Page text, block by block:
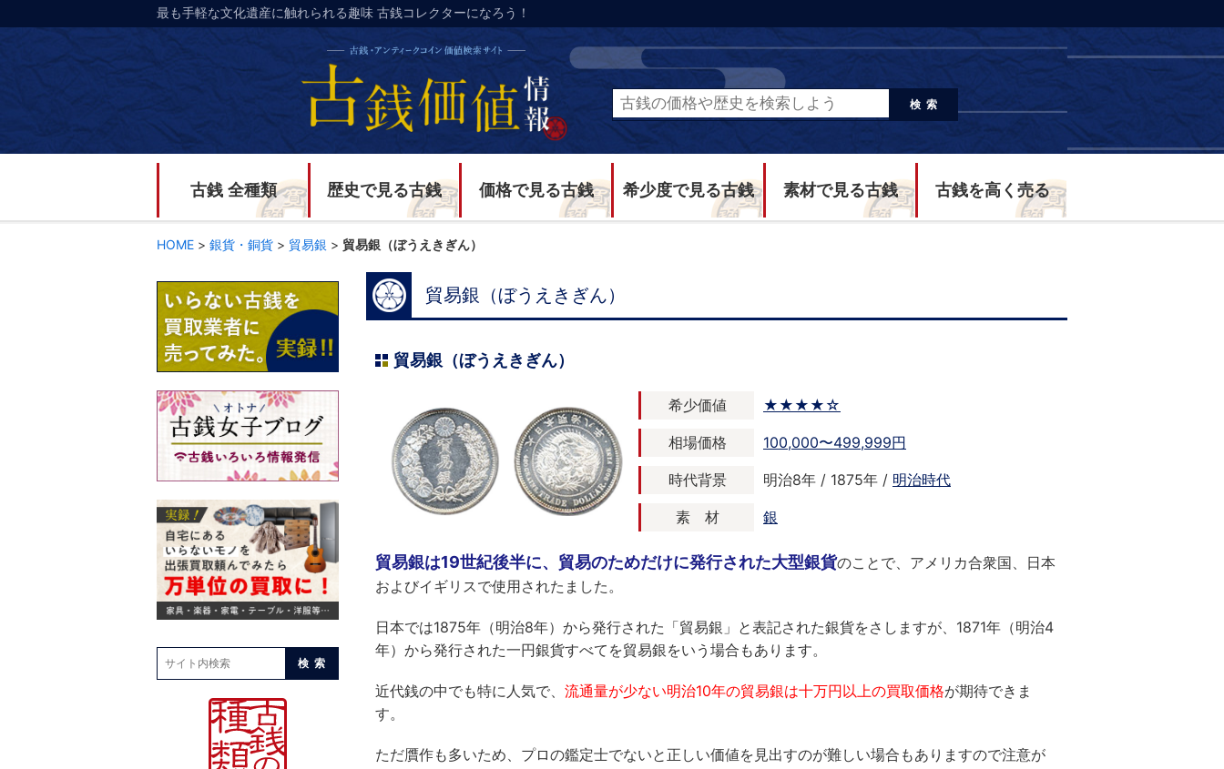
最も手軽な文化遺産に触れられる趣味 古銭コレクターになろう！
検索
古銭 全種類 歴史で見る古銭 価格で見る古銭 希少度で見る古銭 素材で見る古銭 古銭を高く売る
HOME > 銀貨・銅貨 > 貿易銀 > 貿易銀（ぼうえきぎん）
貿易銀（ぼうえきぎん）
貿易銀（ぼうえきぎん）
希少価値 ★★★★☆
相場価格 100,000〜499,999円
時代背景 明治8年 / 1875年 / 明治時代
素 材 銀
貿易銀は19世紀後半に、貿易のためだけに発行された大型銀貨のことで、アメリカ合衆国、日本
およびイギリスで使用されたました。
日本では1875年（明治8年）から発行された「貿易銀」と表記された銀貨をさしますが、1871年（明治4
年）から発行された一円銀貨すべてを貿易銀をいう場合もあります。
近代銭の中でも特に人気で、 流通量が少ない明治10年の貿易銀は十万円以上の買取価格が期待できま
す。
ただ贋作も多いため、プロの鑑定士でないと正しい価値を見出すのが難しい場合もありますので注意が
検索